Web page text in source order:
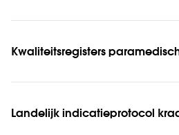
Kwaliteitsregisters
Landelijk indicatieprotocol